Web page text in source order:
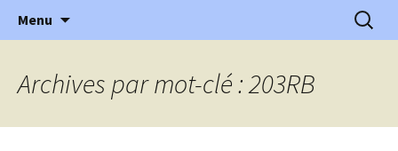
l'Automobile Ancienne
l'automobile ancienne : articles, historiques
…
Menu
Archives par mot-clé : 203RB